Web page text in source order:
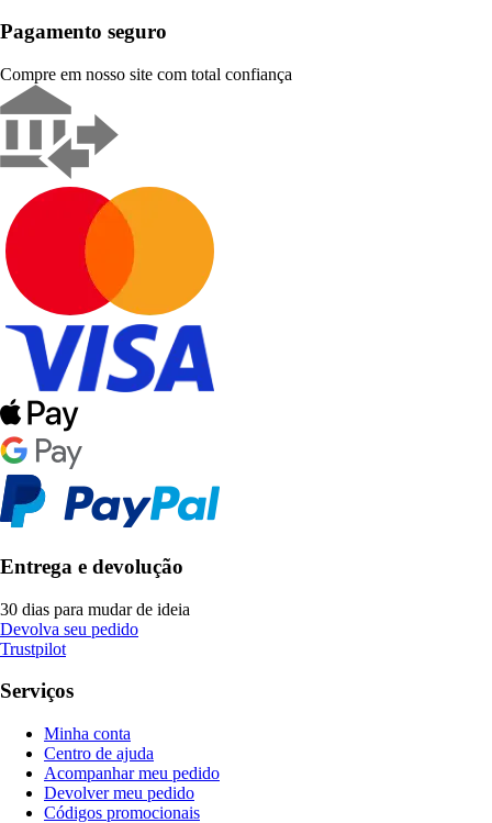
Pagamento seguro
Compre em nosso site com total confiança
Entrega e devolução
30 dias para mudar de ideia
Devolva seu pedido
Trustpilot
Serviços
Minha conta
Centro de ajuda
Acompanhar meu pedido
Devolver meu pedido
Códigos promocionais